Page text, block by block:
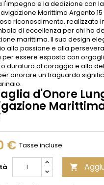
l'impegno e la dedizione con
Marittima Argento
riconoscimento, realizzato
di eccellenza per chi ha
marittima. Il suo design
alla passione e alla
per essere esposta con
duraturo al coraggio e alla
onorare un traguardo
d'Onore
€ Tasse incluse
